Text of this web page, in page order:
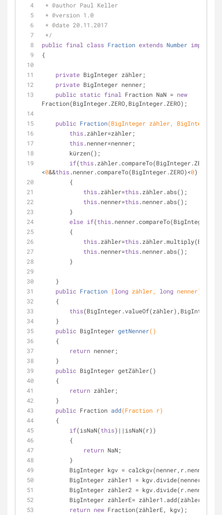
* @author Paul Keller
* @version 1.0
* @date 20.11.2017
*/
public final class Fraction extends Number
{
private BigInteger zähler;
private BigInteger nenner;
public static final Fraction NaN = new
Fraction(BigInteger.ZERO,BigInteger.ZERO);
public Fraction(BigInteger zähler, BigInteger
this.zähler=zähler;
this.nenner=nenner;
        kürzen();
if(this.zähler.compareTo(BigInteger.ZERO)
<0&&this.nenner.compareTo(BigInteger.ZERO)<0)
        {
this.zähler=this.zähler.abs();
this.nenner=this.nenner.abs();
        }
else if(this
        {
this.zähler=this
this.nenner=this.nenner.abs();
        }
    }
public Fraction (long zähler, long nenner)
    {
this
    }
public BigInteger getNenner()
    {
return nenner;
    }
public BigInteger getZähler()
    {
return zähler;
    }
public Fraction add(Fraction r)
    {
if(isNaN(this)||isNaN(r))
        {
return NaN;
        }
        BigInteger kgv = calckgv(nenner,r.nenner);
BigInteger zähler1 =
BigInteger zähler2 =
        BigInteger zählerE= zähler1.add(zähler2);
return new Fraction(zählerE, kgv);